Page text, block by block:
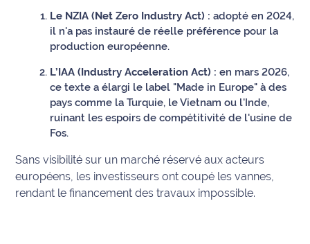
rouge
Maritima
L'anecdote
C'est
mon
Le NZIA (Net Zero Industry Act) : adopté en 2024,
il n'a pas instauré de réelle préférence pour la
production européenne.
L’IAA (Industry Acceleration Act) : en mars 2026,
ce texte a élargi le label "Made in Europe" à des
pays comme la Turquie, le Vietnam ou l'Inde,
ruinant les espoirs de compétitivité de l'usine de
Fos.
Sans visibilité sur un marché réservé aux acteurs
européens, les investisseurs ont coupé les vannes,
rendant le financement des travaux impossible.